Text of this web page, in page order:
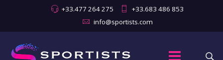
+33.477 264 275
+33.683 486 853
info@sportists.com